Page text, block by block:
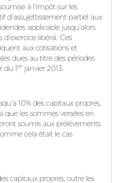
à l’impôt sur les
d’assujettissement partiel aux
applicable jusqu’alors
d’exercice libéral. Ces
aux cotisations et
dues au titre des périodes
du 1er janvier 2013.
10% des capitaux propres,
que les sommes versées en
soumis aux prélèvements
cela était le cas
capitaux propres, outre les